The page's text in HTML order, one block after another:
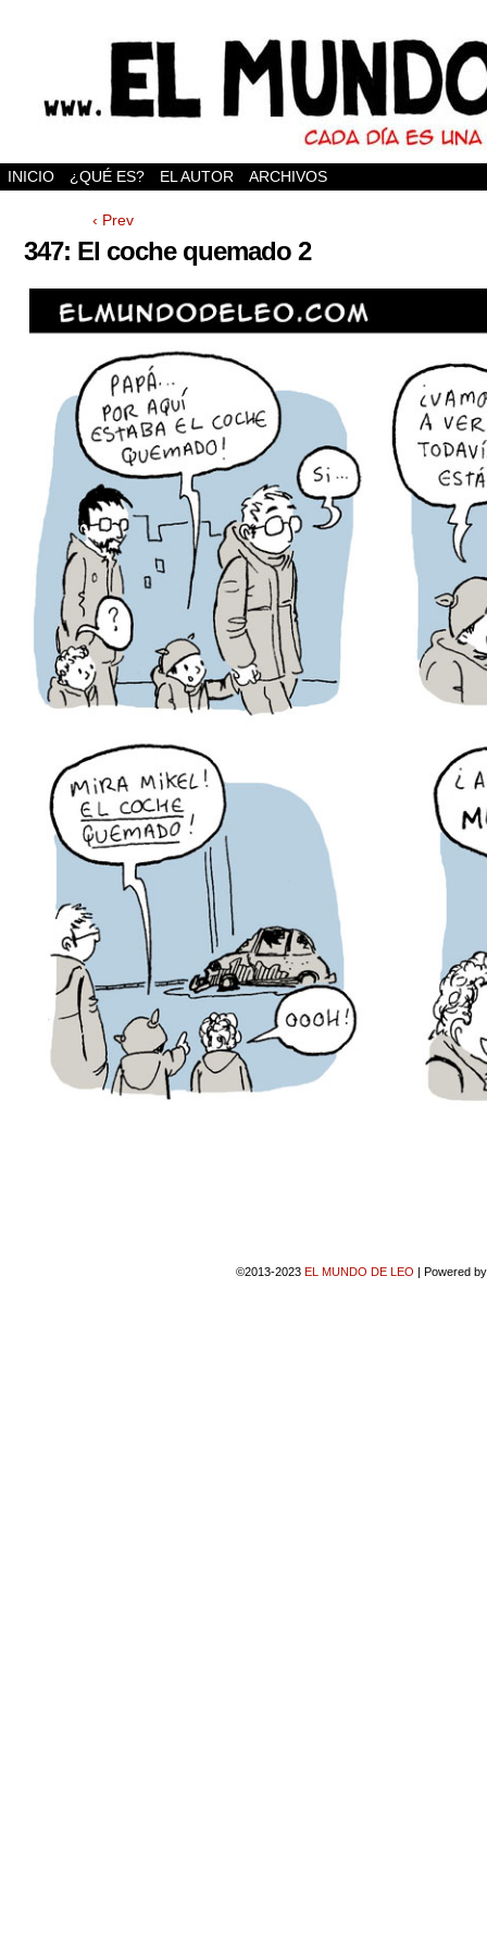
INICIO ¿QUÉ ES? EL AUTOR ARCHIVOS
‹ Prev
347: El coche quemado 2
©2013-2023 EL MUNDO DE LEO | Powered